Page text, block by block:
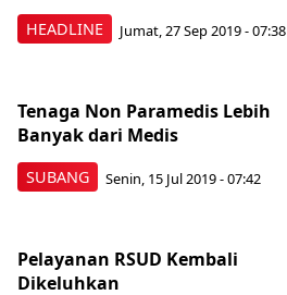
HEADLINE Jumat, 27 Sep 2019 - 07:38
SUBANG
Tenaga Non Paramedis Lebih
Banyak dari Medis
Senin, 15 Jul 2019 - 07:42
Pelayanan RSUD Kembali
Dikeluhkan